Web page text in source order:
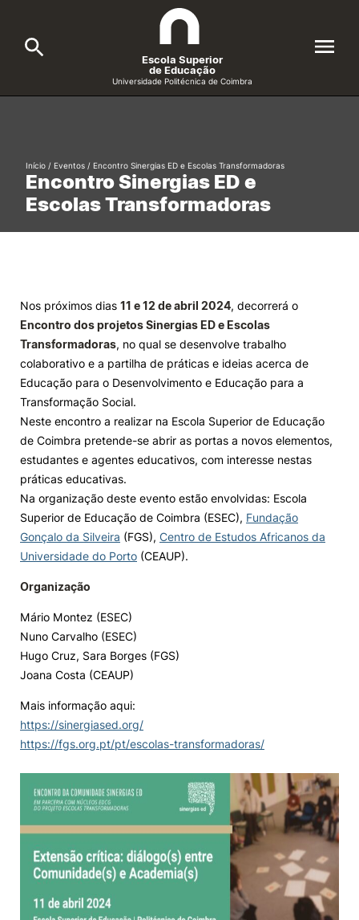
Cursos
Candidatos
Investigação e Projetos
Alunos
Knowledge Factory
Candidaturas
Elogio / Sugestão / Reclamação Contactos Denúncias
©2026 Instituto Politécnico de Coimbra. Todos os direitos reservados.
Escola Superior
de Educação
Universidade Politécnica de Coimbra
Formative Offer General
Encontro Sinergias ED e
Escolas Transformadoras
Início / Eventos / Encontro Sinergias ED e Escolas Transformadoras
Nos próximos dias 11 e 12 de abril 2024, decorrerá o
Encontro dos projetos Sinergias ED e Escolas
Transformadoras, no qual se desenvolve trabalho
colaborativo e a partilha de práticas e ideias acerca de
Educação para o Desenvolvimento e Educação para a
Transformação Social.
Neste encontro a realizar na Escola Superior de Educação
de Coimbra pretende-se abrir as portas a novos elementos,
estudantes e agentes educativos, com interesse nestas
práticas educativas.
Na organização deste evento estão envolvidas: Escola
Superior de Educação de Coimbra (ESEC), Fundação
Gonçalo da Silveira (FGS), Centro de Estudos Africanos da
Universidade do Porto (CEAUP).
Organização
Mário Montez (ESEC)
Nuno Carvalho (ESEC)
Hugo Cruz, Sara Borges (FGS)
Joana Costa (CEAUP)
Mais informação aqui:
https://sinergiased.org/
https://fgs.org.pt/pt/escolas-transformadoras/